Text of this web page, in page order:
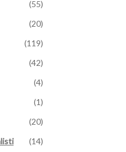
(55)
(20)
(119)
(42)
(4)
(1)
(20)
(14)